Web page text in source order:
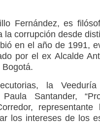
Fernández, es
corrupción desde
en el año de 1991,
por el ex Alcalde
la Veeduría
Santander,
los intereses de los